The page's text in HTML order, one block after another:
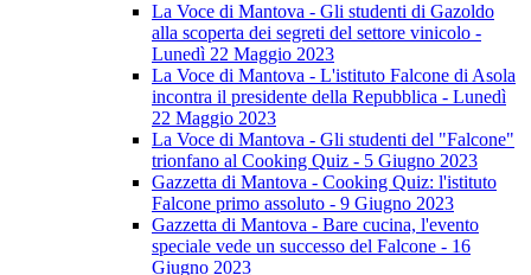
La Voce di Mantova - Gli studenti di Gazoldo
alla scoperta dei segreti del settore vinicolo -
Lunedì 22 Maggio 2023
La Voce di Mantova - L'istituto Falcone di Asola
incontra il presidente della Repubblica - Lunedì
22 Maggio 2023
La Voce di Mantova - Gli studenti del "Falcone"
trionfano al Cooking Quiz - 5 Giugno 2023
Gazzetta di Mantova - Cooking Quiz: l'istituto
Falcone primo assoluto - 9 Giugno 2023
Gazzetta di Mantova - Bare cucina, l'evento
speciale vede un successo del Falcone - 16
Giugno 2023